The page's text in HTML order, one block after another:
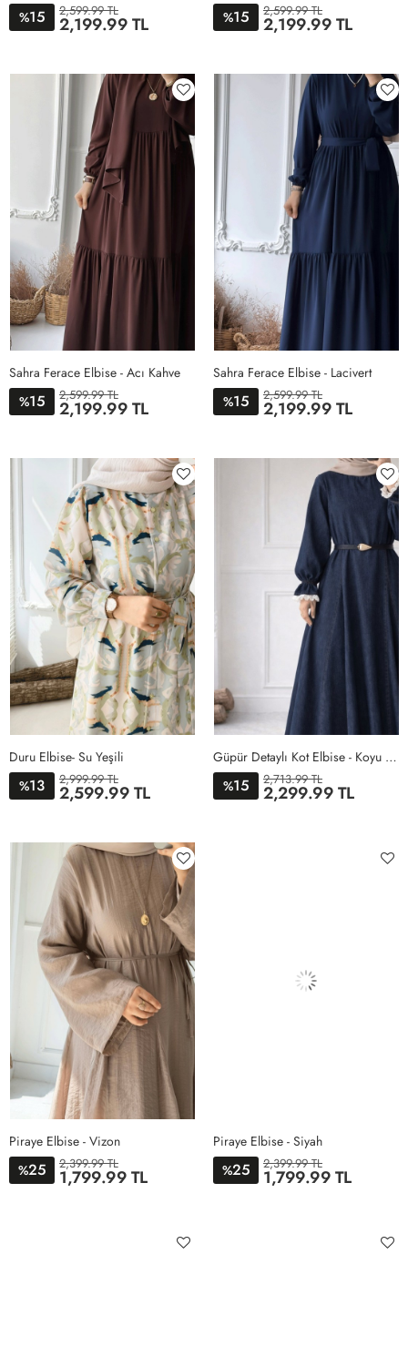
%15 2,599.99 TL
2,199.99 TL
%15 2,599.99 TL
2,199.99 TL
Sahra Ferace Elbise - Acı Kahve
%15 2,599.99 TL
2,199.99 TL
Sahra Ferace Elbise - Lacivert
%15 2,599.99 TL
2,199.99 TL
Duru Elbise- Su Yeşili
%13 2,999.99 TL
2,599.99 TL
Güpür Detaylı Kot Elbise - Koyu Lacivert
%15 2,713.99 TL
2,299.99 TL
Piraye Elbise - Vizon
%25 2,399.99 TL
1,799.99 TL
Piraye Elbise - Siyah
%25 2,399.99 TL
1,799.99 TL